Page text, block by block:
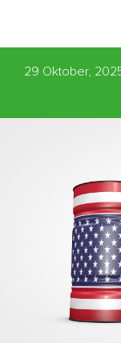
29 Oktober,